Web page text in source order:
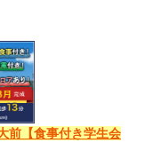
前【食事付き学生会